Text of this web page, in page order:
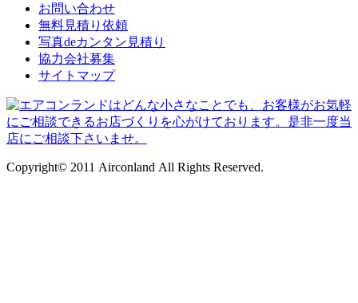
お問い合わせ
無料見積り依頼
写真deカンタン見積り
協力会社募集
サイトマップ
Copyright© 2011 Airconland All Rights Reserved.